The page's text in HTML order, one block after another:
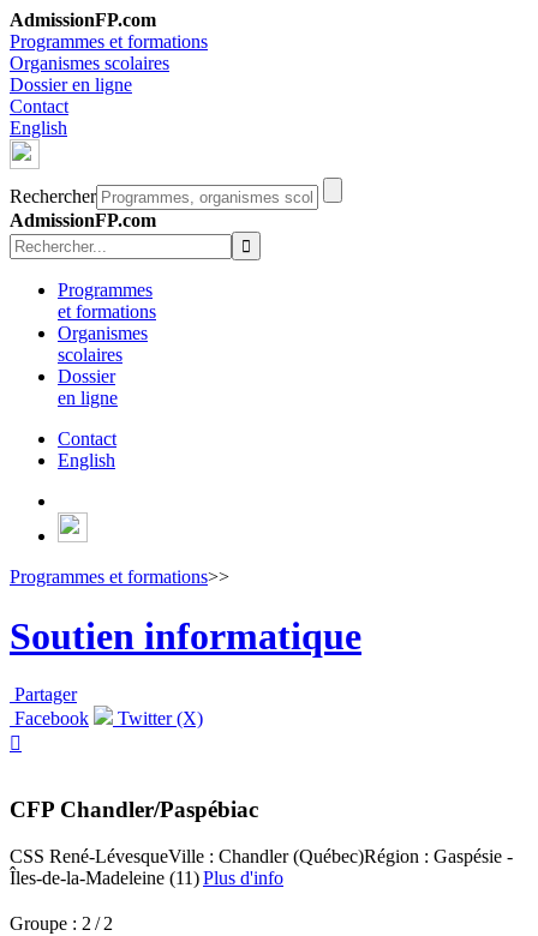
AdmissionFP.com
Programmes et formations
Organismes scolaires
Dossier en ligne
Contact
English
Rechercher
AdmissionFP.com
Programmes
et formations
Organismes
scolaires
Dossier
en ligne
Contact
English
Programmes et formations>>
Soutien informatique
Partager
Facebook
Twitter (X)

CFP Chandler/Paspébiac
CSS René-LévesqueVille : Chandler (Québec)Région : Gaspésie -
Îles-de-la-Madeleine (11)Plus d'info
Groupe : 2 / 2